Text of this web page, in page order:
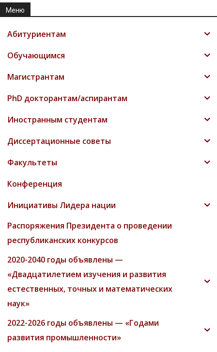
Меню
Абитуриентам
Обучающимся
Магистрантам
PhD докторантам/аспирантам
Иностранным студентам
Диссертационные советы
Факультеты
Конференция
Инициативы Лидера нации
Распоряжения Президента о проведении
республиканских конкурсов
2020-2040 годы объявлены —
«Двадцатилетием изучения и развития
естественных, точных и математических
наук»
2022-2026 годы объявлены — «Годами
развития промышленности»